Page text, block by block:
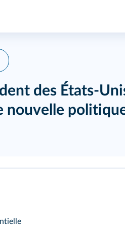
des États-
nouvelle